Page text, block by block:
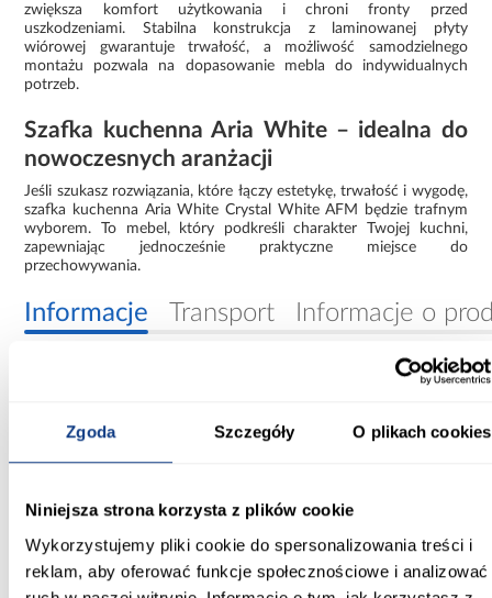
Zgoda Szczegóły O plikach cookies
Niniejsza strona korzysta z plików cookie
Wykorzystujemy pliki cookie do spersonalizowania treści i
reklam, aby oferować funkcje społecznościowe i analizować
zwiększa komfort użytkowania i chroni fronty przed
uszkodzeniami. Stabilna konstrukcja z laminowanej płyty
wiórowej gwarantuje trwałość, a możliwość samodzielnego
montażu pozwala na dopasowanie mebla do indywidualnych
potrzeb.
Szafka kuchenna Aria White – idealna do
nowoczesnych aranżacji
Jeśli szukasz rozwiązania, które łączy estetykę, trwałość i wygodę,
szafka kuchenna Aria White Crystal White AFM będzie trafnym
wyborem. To mebel, który podkreśli charakter Twojej kuchni,
zapewniając jednocześnie praktyczne miejsce do
przechowywania.
Informacje Transport Informacje o
90.00